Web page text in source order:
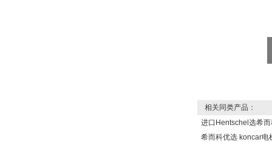
相关同类产品：
进口Hentschel选希
希而科优选 koncar电